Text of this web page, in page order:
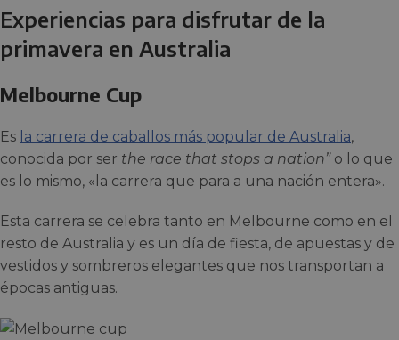
Experiencias para disfrutar de la
primavera en Australia
Melbourne Cup
Es la carrera de caballos más popular de Australia,
conocida por ser the race that stops a nation”o lo que
es lo mismo, «la carrera que para a una nación entera».
Esta carrera se celebra tanto en Melbourne como en el
resto de Australia y es un día de fiesta, de apuestas y de
vestidos y sombreros elegantes que nos transportan a
épocas antiguas.